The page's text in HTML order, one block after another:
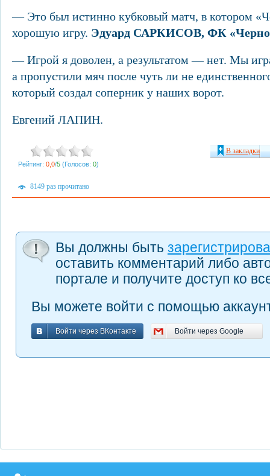
— Это был истинно кубковый матч, в котором
хорошую игру. Эдуард САРКИСОВ, ФК
— Игрой я доволен, а результатом — нет. Мы
а пропустили мяч после чуть ли не
который создал соперник у наших ворот.
Евгений ЛАПИН.
Рейтинг: 0,0/5 (Голосов: 0)
В закладки
8149 раз прочитано
Вы должны быть
оставить комментарий либо
портале и получите доступ ко
Вы можете войти с помощью
Войти через ВКонтакте
Войти через ВКонтакте Войти через Google
Войти через Google